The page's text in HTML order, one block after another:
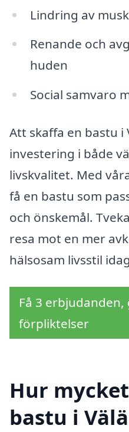
Lindring av
Renande och
huden
Social samvaro
Att skaffa en bastu i
investering i både
livskvalitet. Med
få en bastu som
och önskemål.
resa mot en mer
hälsosam livsstil
Få 3
förpliktelser
Hur
bastu i